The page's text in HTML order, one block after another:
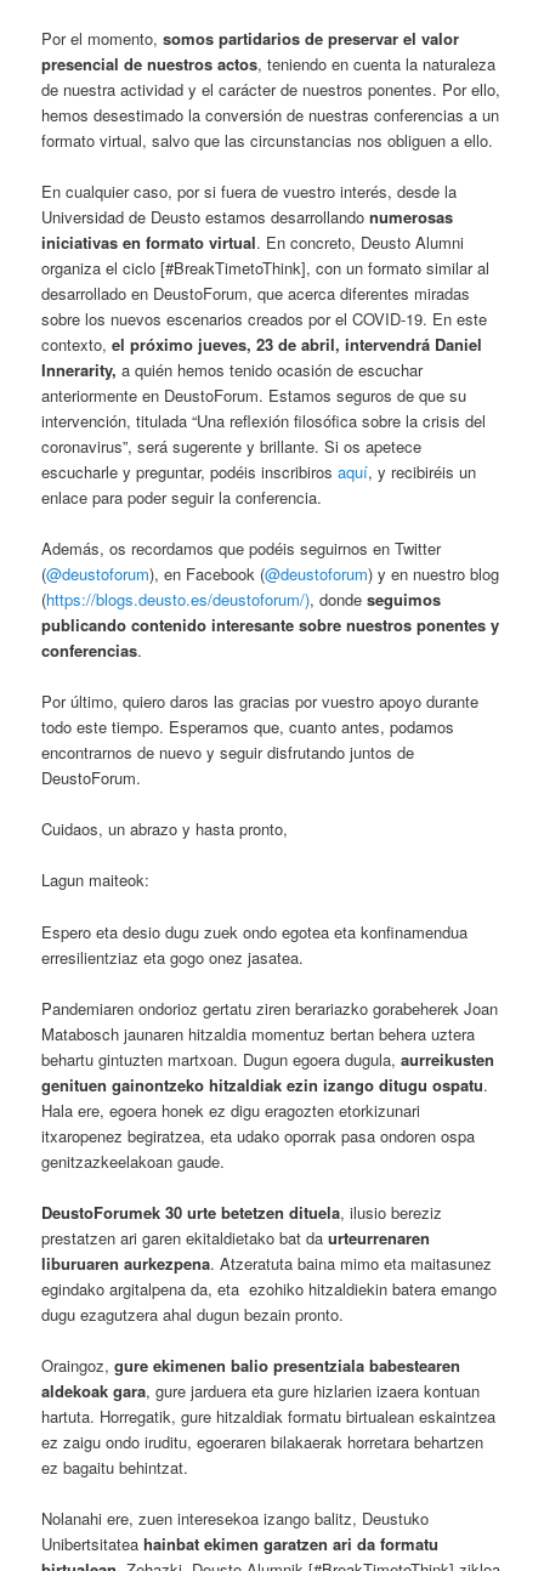
Por el momento, somos partidarios de preservar el valor
presencial de nuestros actos, teniendo en cuenta la naturaleza
de nuestra actividad y el carácter de nuestros ponentes. Por ello,
hemos desestimado la conversión de nuestras conferencias a un
formato virtual, salvo que las circunstancias nos obliguen a ello.
En cualquier caso, por si fuera de vuestro interés, desde la
Universidad de Deusto estamos desarrollandonumerosas
iniciativas en formato virtual. En concreto, Deusto Alumni
organiza el ciclo [#BreakTimetoThink], con un formato similar al
desarrollado en DeustoForum, que acerca diferentes miradas
sobre los nuevos escenarios creados por el COVID-19. En este
contexto,el próximo jueves, 23 de abril, intervendrá Daniel
Innerarity, a quién hemos tenido ocasión de escuchar
anteriormente en DeustoForum. Estamos seguros de que su
intervención, titulada “Una reflexión filosófica sobre la crisis del
coronavirus”, será sugerente y brillante. Si os apetece
escucharle y preguntar, podéis inscribirosaquí, y recibiréis un
enlace para poder seguir la conferencia.
Además, os recordamos que podéis seguirnos en Twitter
(@deustoforum), en Facebook (@deustoforum) y en nuestro blog
(https://blogs.deusto.es/deustoforum/), dondeseguimos
publicando contenido interesante sobre nuestros ponentes y
conferencias.
Por último, quiero daros las gracias por vuestro apoyo durante
todo este tiempo. Esperamos que, cuanto antes, podamos
encontrarnos de nuevo y seguir disfrutando juntos de
DeustoForum.
Cuidaos, un abrazo y hasta pronto,
Lagun maiteok:
Espero eta desio dugu zuek ondo egotea eta konfinamendua
erresilientziaz eta gogo onez jasatea.
Pandemiaren ondorioz gertatu ziren berariazko gorabeherek Joan
Matabosch jaunaren hitzaldia momentuz bertan behera uztera
behartu gintuzten martxoan. Dugun egoera dugula,aurreikusten
genituen gainontzeko hitzaldiak ezin izango ditugu ospatu.
Hala ere, egoera honek ez digu eragozten etorkizunari
itxaropenez begiratzea, eta udako oporrak pasa ondoren ospa
genitzazkeelakoan gaude.
DeustoForumek 30 urte betetzen dituela, ilusio bereziz
prestatzen ari garen ekitaldietako bat daurteurrenaren
liburuaren aurkezpena. Atzeratuta baina mimo eta maitasunez
egindako argitalpena da, eta ezohiko hitzaldiekin batera emango
dugu ezagutzera ahal dugun bezain pronto.
Oraingoz,gure ekimenen balio presentziala babestearen
aldekoak gara, gure jarduera eta gure hizlarien izaera kontuan
hartuta. Horregatik, gure hitzaldiak formatu birtualean eskaintzea
ez zaigu ondo iruditu, egoeraren bilakaerak horretara behartzen
ez bagaitu behintzat.
Nolanahi ere, zuen interesekoa izango balitz, Deustuko
Unibertsitatea hainbat ekimen garatzen ari da formatu